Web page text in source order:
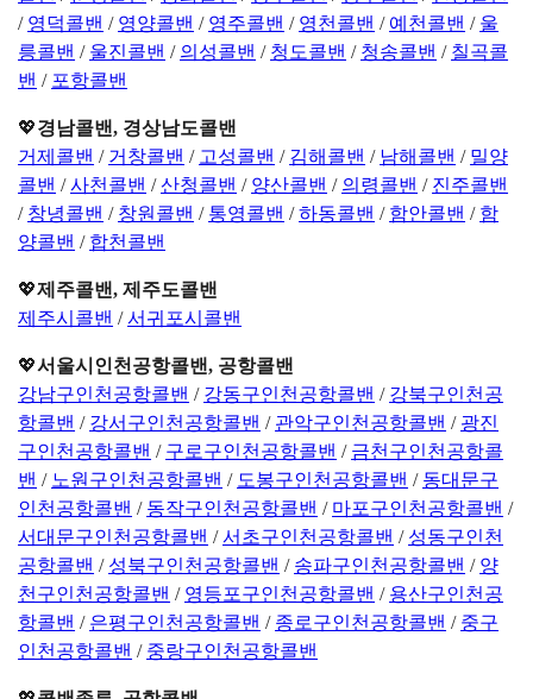
/ 영덕콜밴 / 영양콜밴 / 영주콜밴 / 영천콜밴 / 예천콜밴 / 울
릉콜밴 / 울진콜밴 / 의성콜밴 / 청도콜밴 / 청송콜밴 / 칠곡콜
밴 / 포항콜밴
💖경남콜밴, 경상남도콜밴
거제콜밴 / 거창콜밴 / 고성콜밴 / 김해콜밴 / 남해콜밴 / 밀양
콜밴 /사천콜밴 /산청콜밴 / 양산콜밴 / 의령콜밴 / 진주콜밴
/ 창녕콜밴 / 창원콜밴 / 통영콜밴 /하동콜밴 / 함안콜밴 / 함
양콜밴 / 합천콜밴
💖제주콜밴, 제주도콜밴
제주시콜밴 /서귀포시콜밴
💖서울시인천공항콜밴, 공항콜밴
강남구인천공항콜밴 / 강동구인천공항콜밴 / 강북구인천공
항콜밴 / 강서구인천공항콜밴 / 관악구인천공항콜밴 / 광진
구인천공항콜밴 / 구로구인천공항콜밴 / 금천구인천공항콜
밴 / 노원구인천공항콜밴 / 도봉구인천공항콜밴 / 동대문구
인천공항콜밴 / 동작구인천공항콜밴 / 마포구인천공항콜밴 /
서대문구인천공항콜밴 /서초구인천공항콜밴 / 성동구인천
공항콜밴 / 성북구인천공항콜밴 / 송파구인천공항콜밴 / 양
천구인천공항콜밴 / 영등포구인천공항콜밴 / 용산구인천공
항콜밴 / 은평구인천공항콜밴 / 종로구인천공항콜밴 / 중구
인천공항콜밴 / 중랑구인천공항콜밴